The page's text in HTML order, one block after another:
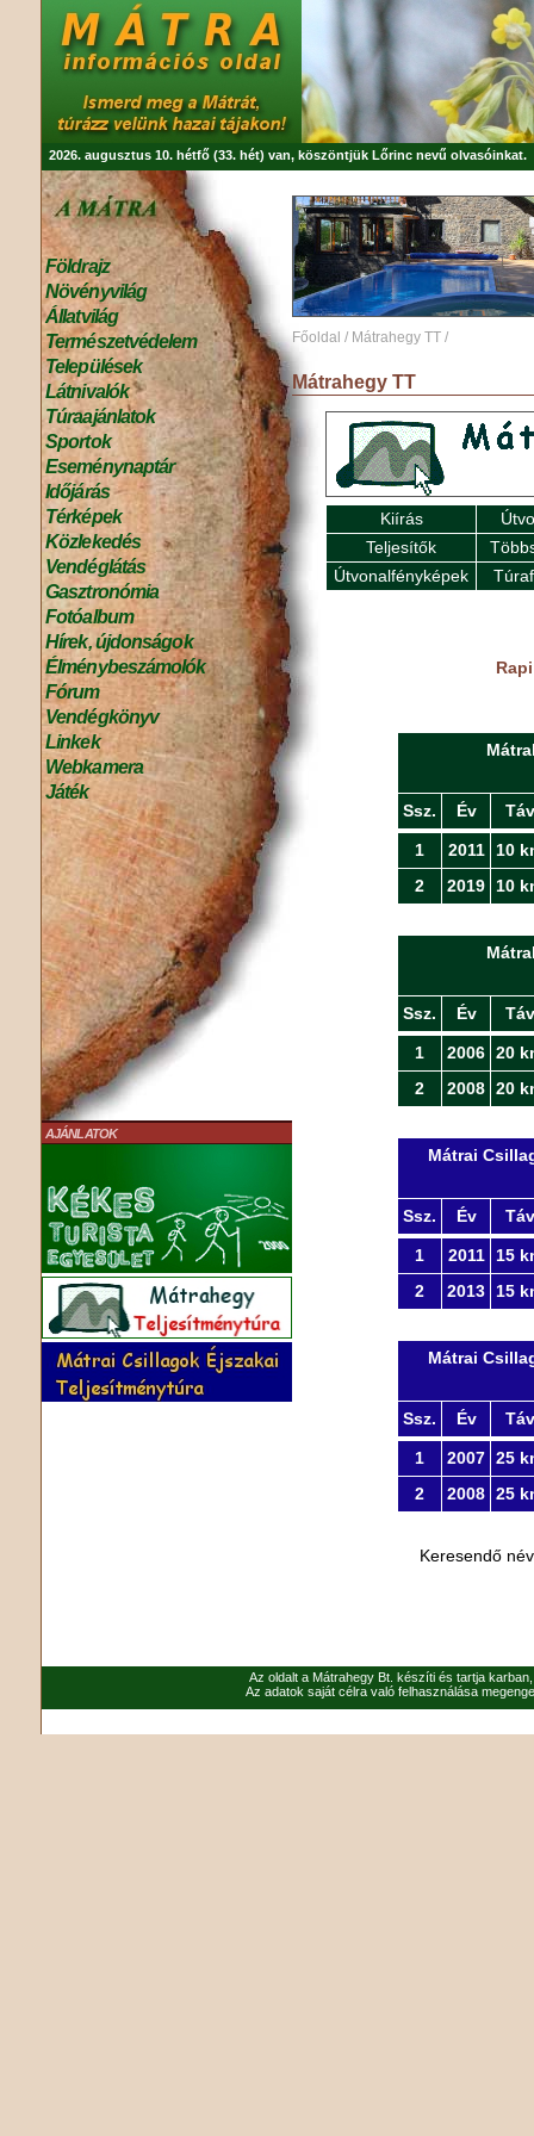
2026. augusztus 10. hétfő (33. hét) van, köszöntjük Lőrinc nevű olvasóinkat.
Földrajz
Növényvilág
Állatvilág
Természetvédelem
Települések
Látnivalók
Túraajánlatok
Sportok
Eseménynaptár
Időjárás
Térképek
Közlekedés
Vendéglátás
Gasztronómia
Fotóalbum
Hírek, újdonságok
Élménybeszámolók
Fórum
Vendégkönyv
Linkek
Webkamera
Játék
AJÁNLATOK
Főoldal / Mátrahegy TT /
Mátrahegy TT
Kiírás
Teljesítők
Útvonalfényképek
Ssz. Év Táv
1 2011
10
2
2019 10
Ssz. Év Táv
1 2006 20
2
2008 20
Mátrai
Ssz. Év Táv
1 2011
15
2
2013 15
Mátrai
Ssz. Év Táv
1 2007 25
2
2008 25
Keresendő
Az oldalt a Mátrahegy Bt. készíti és tartja
Az adatok saját célra való felhasználása